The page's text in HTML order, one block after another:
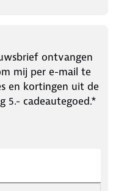
ontvangen
mij per e-mail te
en kortingen uit de
5.- cadeautegoed.*